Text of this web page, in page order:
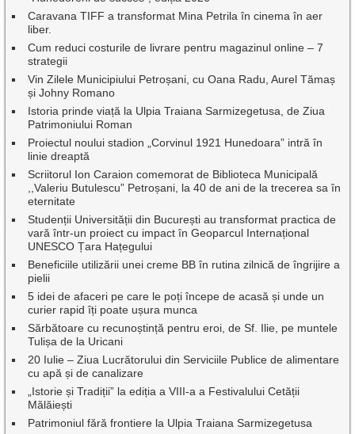
Caravana TIFF a transformat Mina Petrila în cinema în aer
liber.
Cum reduci costurile de livrare pentru magazinul online – 7
strategii
Vin Zilele Municipiului Petroșani, cu Oana Radu, Aurel Tămaș
și Johny Romano
Istoria prinde viață la Ulpia Traiana Sarmizegetusa, de Ziua
Patrimoniului Roman
Proiectul noului stadion „Corvinul 1921 Hunedoara” intră în
linie dreaptă
Scriitorul Ion Caraion comemorat de Biblioteca Municipală
,,Valeriu Butulescu” Petroșani, la 40 de ani de la trecerea sa în
eternitate
Studenții Universității din București au transformat practica de
vară într-un proiect cu impact în Geoparcul Internațional
UNESCO Țara Hațegului
Beneficiile utilizării unei creme BB în rutina zilnică de îngrijire a
pielii
5 idei de afaceri pe care le poți începe de acasă și unde un
curier rapid îți poate ușura munca
Sărbătoare cu recunoștință pentru eroi, de Sf. Ilie, pe muntele
Tulișa de la Uricani
20 Iulie – Ziua Lucrătorului din Serviciile Publice de alimentare
cu apă și de canalizare
„Istorie și Tradiții” la ediția a VIII-a a Festivalului Cetății
Mălăiești
Patrimoniul fără frontiere la Ulpia Traiana Sarmizegetusa